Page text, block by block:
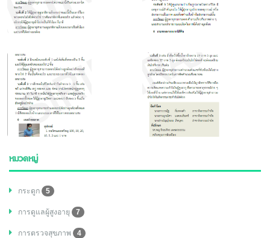
หมวดหมู่
กระดูก 5
การดูแลผู้สูงอายุ 7
การตรวจสุขภาพ 4